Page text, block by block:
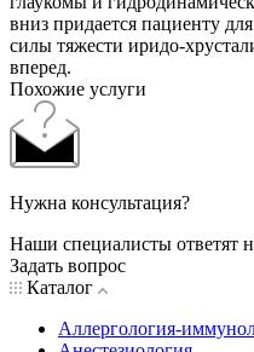
вниз придается пациенту
силы тяжести иридо-
вперед.
Похожие услуги
Нужна консультация?
Наши специалисты ответят
Задать вопрос
Каталог
Аллергология-